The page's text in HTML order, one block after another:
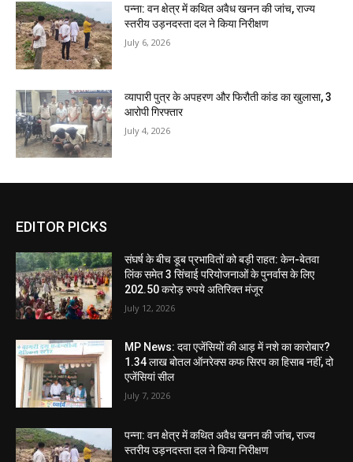
पन्ना: वन क्षेत्र में कथित अवैध खनन की जांच, राज्य
स्तरीय उड़नदस्ता दल ने किया निरीक्षण
July 6, 2026
व्यापारी पुत्र के अपहरण और फिरौती कांड का खुलासा, 3
आरोपी गिरफ्तार
July 4, 2026
EDITOR PICKS
संघर्ष के बीच डूब प्रभावितों को बड़ी राहत: केन-बेतवा
लिंक समेत 3 सिंचाई परियोजनाओं के पुनर्वास के लिए
202.50 करोड़ रुपये अतिरिक्त मंजूर
July 12, 2026
MP News: दवा एजेंसियों की आड़ में नशे का कारोबार?
1.34 लाख बोतल ऑनरेक्स कफ सिरप का हिसाब नहीं, दो
एजेंसियां सील
July 7, 2026
पन्ना: वन क्षेत्र में कथित अवैध खनन की जांच, राज्य
स्तरीय उड़नदस्ता दल ने किया निरीक्षण